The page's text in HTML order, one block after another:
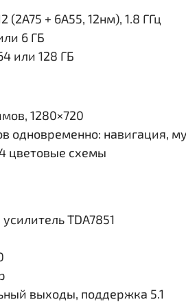
(2A75 + 6A55, 12нм), 1.8 ГГц
6 ГБ
или 128 ГБ
1280×720
одновременно: навигация,
цветовые схемы
TDA7851
выходы, поддержка 5.1